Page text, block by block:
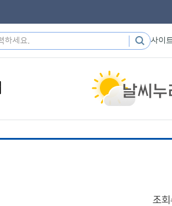
사이
조회